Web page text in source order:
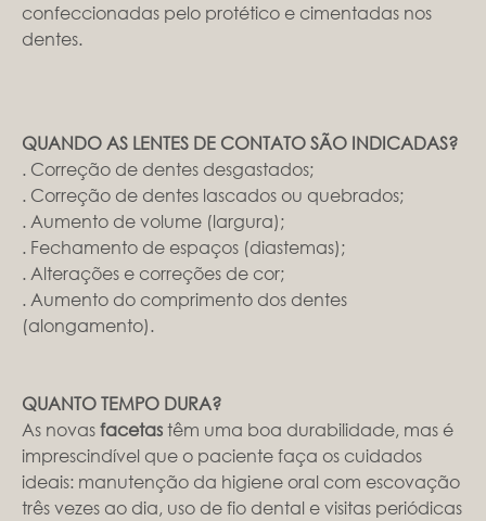
confeccionadas pelo protético e cimentadas nos
dentes.
QUANDO AS LENTES DE CONTATO SÃO INDICADAS?
. Correção de dentes desgastados;
. Correção de dentes lascados ou quebrados;
. Aumento de volume (largura);
. Fechamento de espaços (diastemas);
. Alterações e correções de cor;
. Aumento do comprimento dos dentes
(alongamento).
QUANTO TEMPO DURA?
As novasfacetastêm uma boa durabilidade, mas é
imprescindível que o paciente faça os cuidados
ideais: manutenção da higiene oral com escovação
três vezes ao dia, uso de fio dental e visitas periódicas